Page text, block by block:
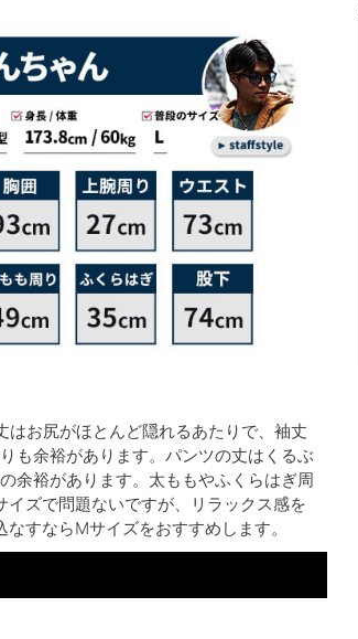
お尻がほとんど隠れるあたりで、袖丈
も余裕があります。パンツの丈はくるぶ
余裕があります。太ももやふくらはぎ周
ズで問題ないですが、リラックス感を
すならMサイズをおすすめします。